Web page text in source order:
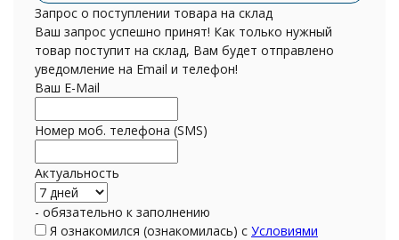
Запрос о поступлении товара на склад
Ваш запрос успешно принят! Как только нужный
товар поступит на склад, Вам будет отправлено
уведомление на Email и телефон!
Ваш E-Mail
Номер моб. телефона (SMS)
Актуальность
- обязательно к заполнению
Я ознакомился (ознакомилась) с Условиями